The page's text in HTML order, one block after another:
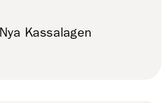
Kassalagen